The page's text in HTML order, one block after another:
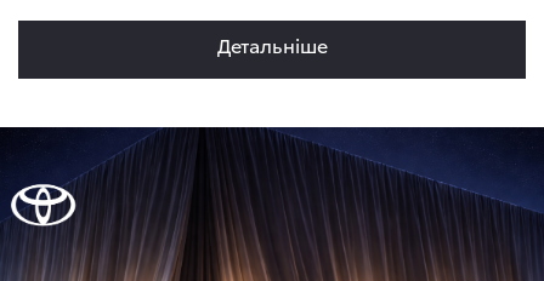
Детальнiше